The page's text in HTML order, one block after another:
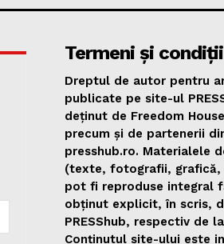
Termeni și condiții
Dreptul de autor pentru
publicate pe site-ul
deținut de Freedom
precum și de partenerii
presshub.ro. Materialele
(texte, fotografii, grafică,
pot fi reproduse integral
obținut explicit, în scris,
PRESShub, respectiv de
Conținutul site-ului este